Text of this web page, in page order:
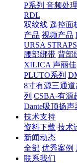
P系列 音频处
RDL
双绞线 遥控面
产品 视频产品
URSA STRAPS
腰部绑带 背部
XILICA 声丽佳
PLUTO系列
8寸有源三通
列 CSBA-有源
Dante吸顶扬声
技术支持
资料下载 技术
新闻动态
全部 优秀案例
联系我们